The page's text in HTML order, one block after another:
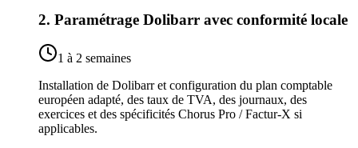
2. Paramétrage Dolibarr avec conformité locale
1 à 2 semaines
Installation de Dolibarr et configuration du plan comptable
européen adapté, des taux de TVA, des journaux, des
exercices et des spécificités Chorus Pro / Factur-X si
applicables.